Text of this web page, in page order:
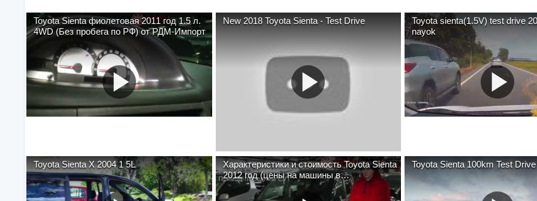
Toyota Sienta фиолетовая 2011 год 1.5 л.
4WD (Без пробега по РФ) от РДМ-Импорт
New 2018 Toyota Sienta - Test Drive
Toyota sienta(1.5V) test drive
nayok
Toyota Sienta X 2004 1 5L
Характеристики и стоимость Toyota Sienta
2012 год (цены на машины в
Новосибирске)
Toyota Sienta 100km Test Drive